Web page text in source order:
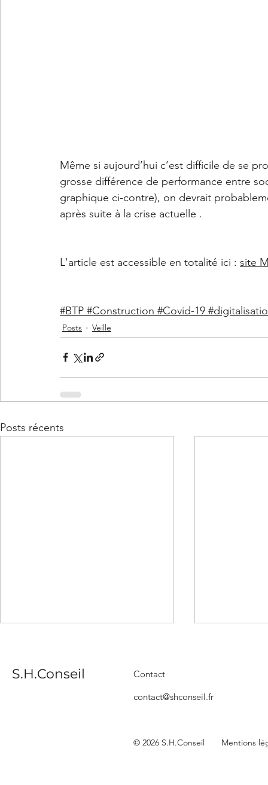
Même si aujourd’hui c’est difficile de se
grosse différence de performance entre
graphique ci-contre), on devrait
après suite à la crise actuelle .
L'article est accessible en totalité ici : site
#BTP #Construction #Covid-19
Posts Veille
Posts récents
Formations Smartisan: au
S.H.Conseil
Contact
contact@shconseil.fr
© 2026 S.H.Conseil Mentions